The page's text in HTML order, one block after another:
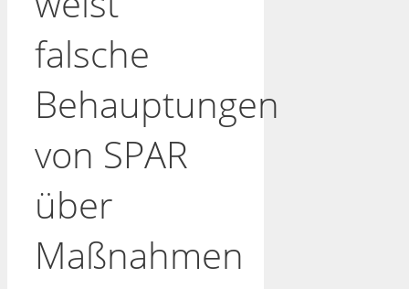
falsche
Behauptungen
von SPAR
über
Maßnahmen